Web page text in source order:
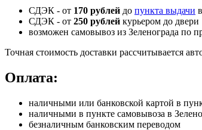
СДЭК - от 170 рублей до пункта выдачи
СДЭК - от 250 рублей курьером до двери
возможен самовывоз из Зеленограда по
Точная стоимость доставки рассчитывается
Оплата:
наличными или банковской картой в
наличными в пункте самовывоза в
безналичным банковским переводом